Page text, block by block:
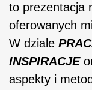
to prezentacja
oferowanych
W dziale
INSPIRACJE
aspekty i